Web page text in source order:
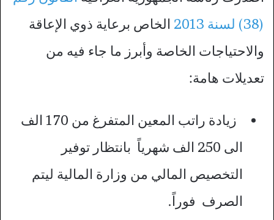
(38) لسنة 2013
الخاص برعاية ذوي الإعاقة
والاحتياجات الخاصة وأبرز ما جاء فيه من
تعديلات هامة:
زيادة راتب المعين المتفرغ من 170 الف
الى 250 الف شهرياً بانتظار توفير
التخصيص المالي من وزارة المالية ليتم
الصرف فوراً.